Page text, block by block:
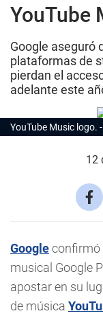
YouTube
Google aseguró
plataformas de
pierdan el
adelante este
YouTube Music logo.
12
Googleconfirmó
musical Google
apostar en su
de música